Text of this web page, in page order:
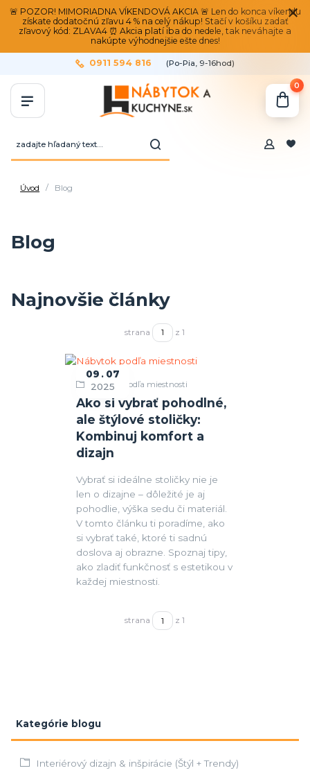
🚨 POZOR! MIMORIADNA VÍKENDOVÁ AKCIA 🚨 Len do konca víkendu
získate dodatočnú zľavu 4 % na celý nákup! Stačí v košíku zadať
zľavový kód: ZLAVA4 ⏰ Akcia platí iba do nedele, tak neváhajte a
nakúpte výhodnejšie ešte dnes!
0911 594 816 (Po-Pia, 9-16hod)
0
Úvod Blog
Kategórie blogu
Interiérový dizajn & inšpirácie (Štýl + Trendy)
Blog
Najnovšie články
strana z 1
Ako si vybrať pohodlné,
ale štýlové stoličky:
Kombinuj komfort a
dizajn
09
07
2025
Nábytok podľa miestnosti
Vybrať si ideálne stoličky nie je
len o dizajne – dôležité je aj
pohodlie, výška sedu či materiál.
V tomto článku ti poradíme, ako
si vybrať také, ktoré ti sadnú
doslova aj obrazne. Spoznaj tipy,
ako zladiť funkčnosť s estetikou v
každej miestnosti.
strana z 1